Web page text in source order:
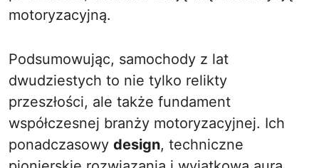
motoryzacyjną.
Podsumowując, samochody z lat
dwudziestych to nie tylko relikty
przeszłości, ale także fundament
współczesnej branży motoryzacyjnej. Ich
ponadczasowy design, techniczne